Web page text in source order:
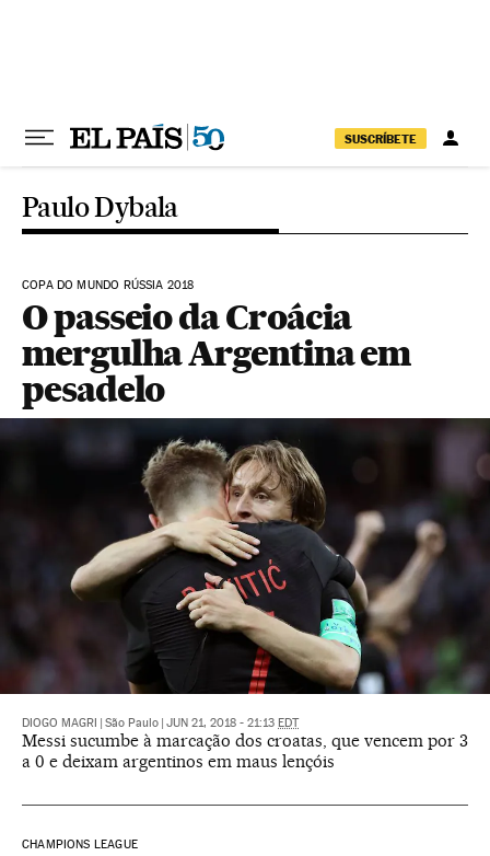
SUSCRÍBETE
Paulo Dybala
COPA DO MUNDO RÚSSIA 2018
O passeio da Croácia
mergulha Argentina em
pesadelo
DIOGO MAGRI São Paulo JUN 21, 2018 - 21:13 EDT
Messi sucumbe à marcação dos croatas, que vencem por 3
a 0 e deixam argentinos em maus lençóis
CHAMPIONS LEAGUE